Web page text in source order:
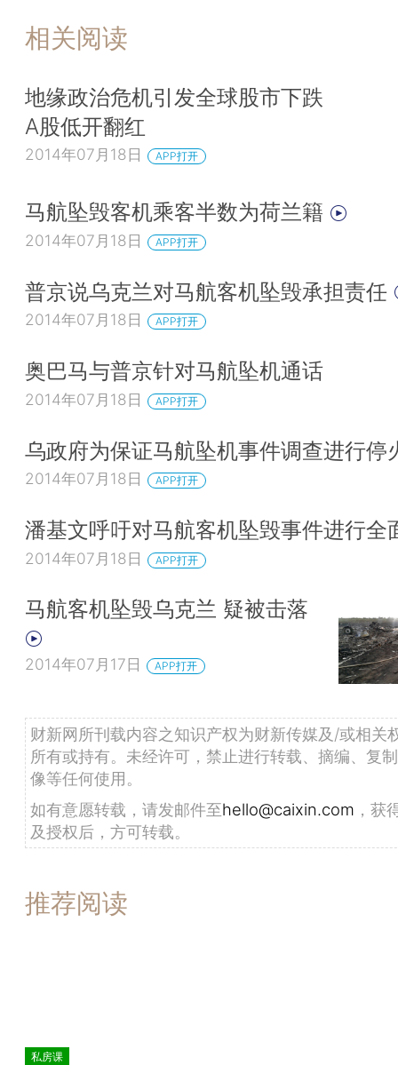
相关阅读
地缘政治危机引发全球股市下跌
A股低开翻红
2014年07月18日 APP打开
马航坠毁客机乘客半数为荷兰籍
2014年07月18日 APP打开
普京说乌克兰对马航客机坠毁承担责任
2014年07月18日 APP打开
奥巴马与普京针对马航坠机通话
2014年07月18日 APP打开
乌政府为保证马航坠机事件调查进行停
2014年07月18日 APP打开
潘基文呼吁对马航客机坠毁事件进行全
2014年07月18日 APP打开
马航客机坠毁乌克兰 疑被击落
2014年07月17日 APP打开
财新网所刊载内容之知识产权为财新传媒及/或相关
所有或持有。未经许可，禁止进行转载、摘编、复
像等任何使用。
如有意愿转载，请发邮件至hello@caixin.com ，获
及授权后，方可转载。
推荐阅读
私房课